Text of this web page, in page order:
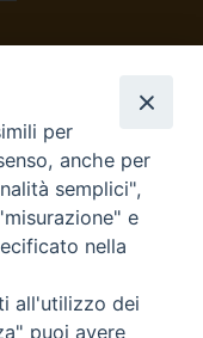
per
anche per
semplici",
e
nella
all'utilizzo dei
puoi avere